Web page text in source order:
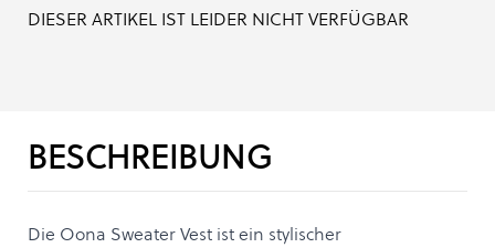
DIESER ARTIKEL IST LEIDER NICHT VERFÜGBAR
BESCHREIBUNG
Die Oona Sweater Vest ist ein stylischer